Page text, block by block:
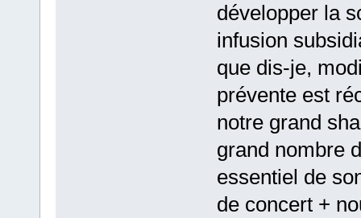
développer la
infusion
que dis-je,
prévente est
notre grand
grand nombre
essentiel de
de concert +